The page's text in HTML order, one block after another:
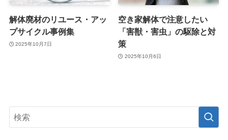
解体廃材のリユース・アッ
プサイクル事例集
2025年10月7日
空き家解体で注意したい
「害獣・害虫」の駆除と対
策
2025年10月6日